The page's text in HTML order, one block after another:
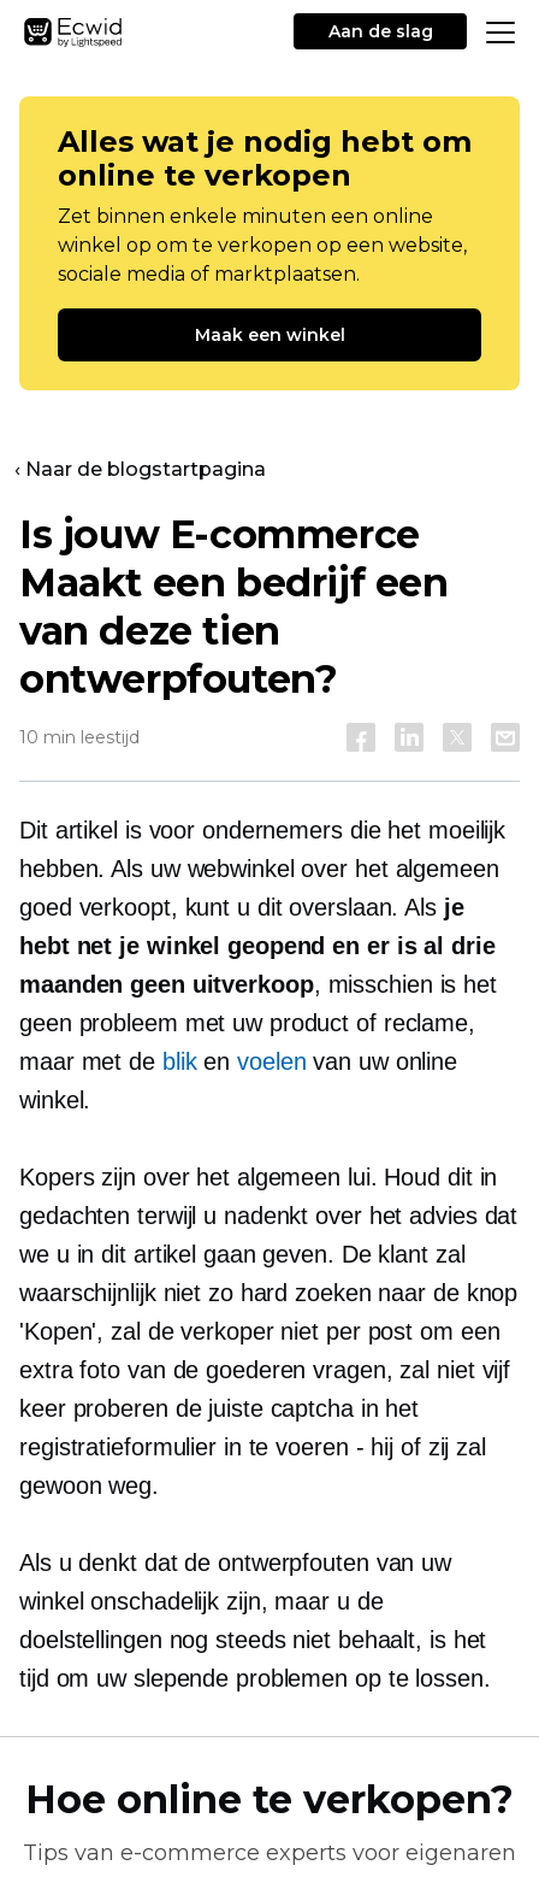
Aan de slag
Alles wat je nodig hebt om
online te verkopen
Zet binnen enkele minuten een online
winkel op om te verkopen op een website,
sociale media of marktplaatsen.
Maak een winkel
‹ Naar de blogstartpagina
Is jouw E-commerce
Maakt een bedrijf een
van deze tien
ontwerpfouten?
10 min leestijd
Dit artikel is voor ondernemers die het moeilijk
hebben. Als uw webwinkel over het algemeen
goed verkoopt, kunt u dit overslaan. Als je
hebt net je winkel geopend en er is al drie
maanden geen uitverkoop, misschien is het
geen probleem met uw product of reclame,
maar met de blikenvoelen van uw online
winkel.
Kopers zijn over het algemeen lui. Houd dit in
gedachten terwijl u nadenkt over het advies dat
we u in dit artikel gaan geven. De klant zal
waarschijnlijk niet zo hard zoeken naar de knop
'Kopen', zal de verkoper niet per post om een ​​
extra foto van de goederen vragen, zal niet vijf
keer proberen de juiste captcha in het
registratieformulier in te voeren - hij of zij zal
gewoon weg.
Als u denkt dat de ontwerpfouten van uw
winkel onschadelijk zijn, maar u de
doelstellingen nog steeds niet behaalt, is het
tijd om uw slepende problemen op te lossen.
Hoe online te verkopen?
Tips van e-commerce experts voor eigenaren